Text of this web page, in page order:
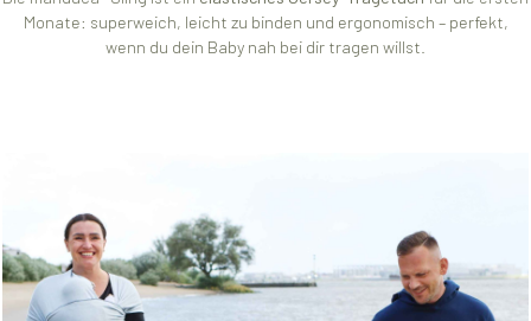
Monate: superweich, leicht zu binden und ergonomisch – perfekt,
wenn du dein Baby nah bei dir tragen willst.